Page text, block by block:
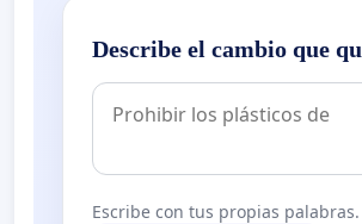
Describe el cambio que
Escribe con tus propias